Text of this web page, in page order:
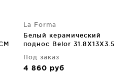
La Forma
Белый керамический
поднос Belor 31.8X13X3.5
Под заказ
4 860 руб